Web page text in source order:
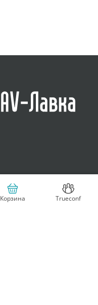
Trueconf
Корзина